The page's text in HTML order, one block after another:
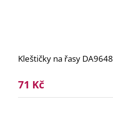
Kleštičky na řasy DA9648
71 Kč